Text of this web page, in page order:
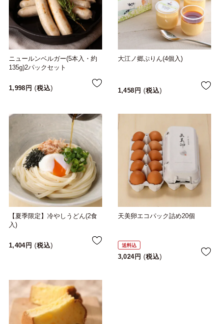
ニュールンベルガー(5本入・約
135g)2パックセット
1,998 税込
大江ノ郷ぷりん(4個入)
1,458 税込
【夏季限定】冷やしうどん(2食
入)
1,404 税込
天美卵エコパック詰め20個
送料込
3,024 税込